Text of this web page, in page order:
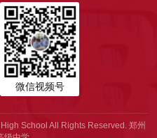
微信视频号
School All Rights Reserved. 郑州